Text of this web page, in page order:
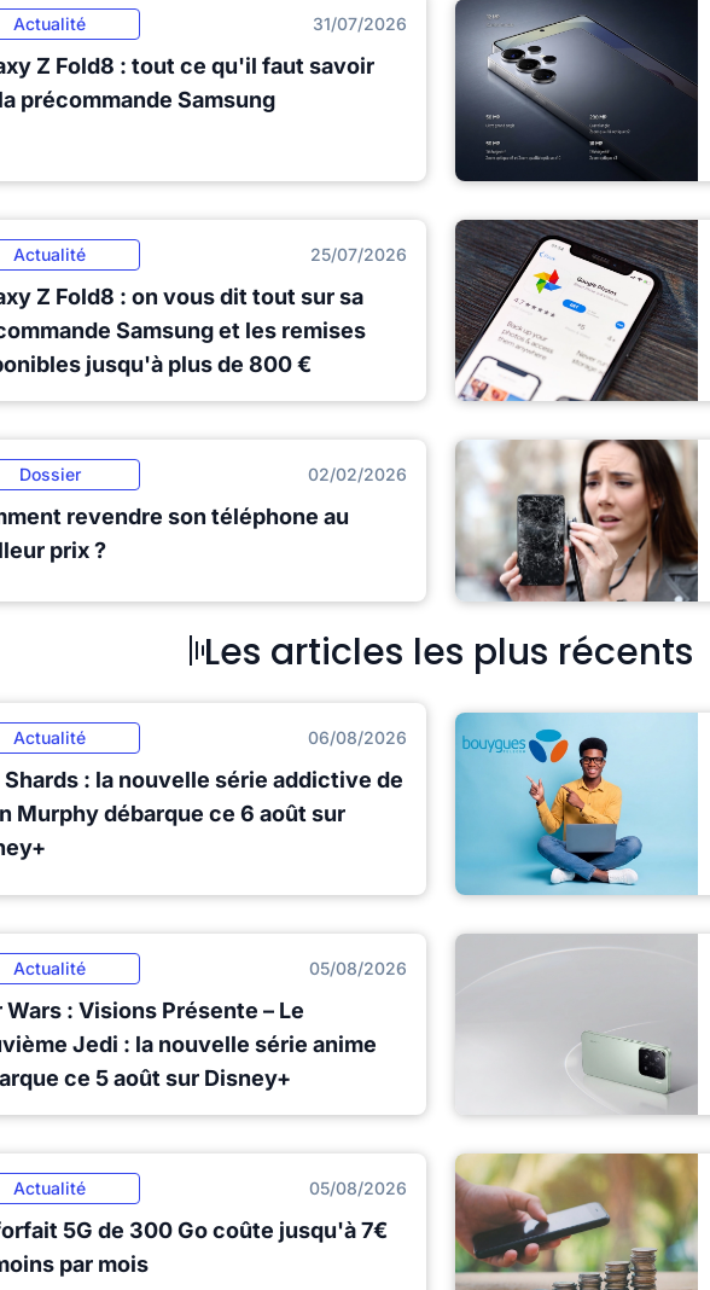
Actualité 31/07/2026
Z Fold8 : tout ce qu'il faut savoir
précommande Samsung
Actualité 25/07/2026
Z Fold8 : on vous dit tout sur sa
Samsung et les remises
jusqu'à plus de 800 €
Dossier 02/02/2026
revendre son téléphone au
prix ?
Les articles les plus récents
Actualité 06/08/2026
Shards : la nouvelle série addictive de
Murphy débarque ce 6 août sur
Actualité 05/08/2026
Wars : Visions Présente – Le
Jedi : la nouvelle série anime
ce 5 août sur Disney+
Actualité 05/08/2026
5G de 300 Go coûte jusqu'à 7€
par mois